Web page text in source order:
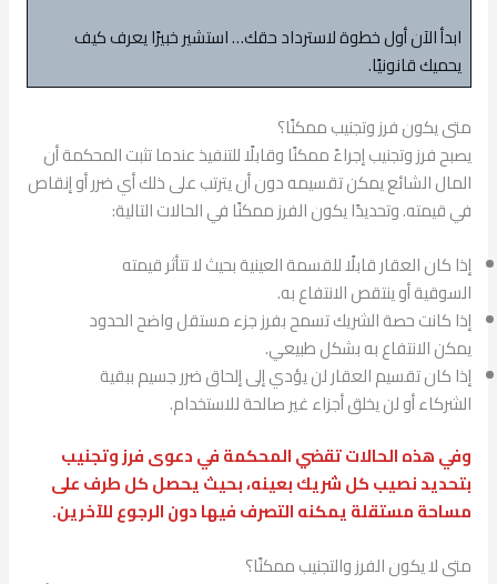
ابدأ الآن أول خطوة لاسترداد حقك… استشير خبيرًا يعرف كيف
يحميك قانونيًا.
متى يكون فرز وتجنيب ممكنًا؟
يصبح فرز وتجنيب إجراءً ممكنًا وقابلًا للتنفيذ عندما تثبت المحكمة أن
المال الشائع يمكن تقسيمه دون أن يترتب على ذلك أي ضرر أو إنقاص
في قيمته. وتحديدًا يكون الفرز ممكنًا في الحالات التالية:
إذا كان العقار قابلًا للقسمة العينية بحيث لا تتأثر قيمته
السوقية أو ينتقص الانتفاع به.
إذا كانت حصة الشريك تسمح بفرز جزء مستقل واضح الحدود
يمكن الانتفاع به بشكل طبيعي.
إذا كان تقسيم العقار لن يؤدي إلى إلحاق ضرر جسيم ببقية
الشركاء أو لن يخلق أجزاء غير صالحة للاستخدام.
وفي هذه الحالات تقضي المحكمة في دعوى فرز وتجنيب
بتحديد نصيب كل شريك بعينه، بحيث يحصل كل طرف على
مساحة مستقلة يمكنه التصرف فيها دون الرجوع للآخرين.
متى لا يكون الفرز والتجنيب ممكنًا؟